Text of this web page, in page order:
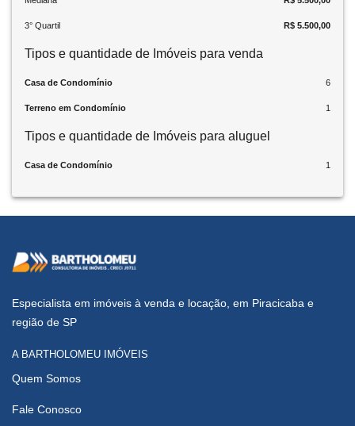
3° Quartil R$ 5.500,00
Tipos e quantidade de Imóveis para venda
Casa de Condomínio 6
Terreno em Condomínio 1
Tipos e quantidade de Imóveis para aluguel
Casa de Condomínio 1
Especialista em imóveis à venda e locação, em Piracicaba e
região de SP
A BARTHOLOMEU IMÓVEIS
Quem Somos
Fale Conosco